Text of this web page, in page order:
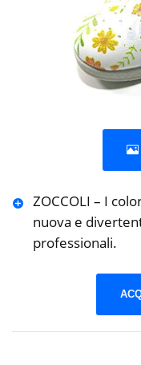
ZOCCOLI – I
nuova e
professionali.